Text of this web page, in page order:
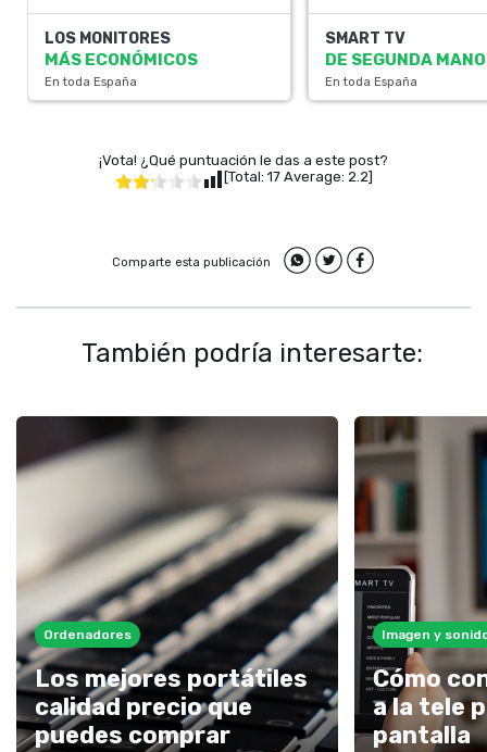
LOS MONITORES
MÁS ECONÓMICOS
En toda España
SMART TV
DE SEGUNDA MANO
En toda España
¡Vota! ¿Qué puntuación le das a este post?
[Total: 17Average: 2.2]
Comparte esta publicación
También podría interesarte:
Ordenadores
Los mejores portátiles
calidad precio que
puedes comprar
Imagen y
Cómo
a la tele
pantalla